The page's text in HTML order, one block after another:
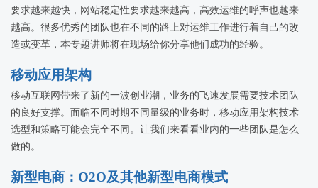
要求越来越快，网站稳定性要求越来越高，高效运维的呼声也越来
越高。很多优秀的团队也在不同的路上对运维工作进行着自己的改
造或变革，本专题讲师将在现场给你分享他们成功的经验。
移动应用架构
移动互联网带来了新的一波创业潮，业务的飞速发展需要技术团队
的良好支撑。面临不同时期不同量级的业务时，移动应用架构技术
选型和策略可能会完全不同。让我们来看看业内的一些团队是怎么
做的。
新型电商：O2O及其他新型电商模式